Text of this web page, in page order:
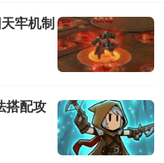
、无尽模式等挑战。
五大趣味小游戏，逐
局能力，最终迎战终
牢机制
搭配攻